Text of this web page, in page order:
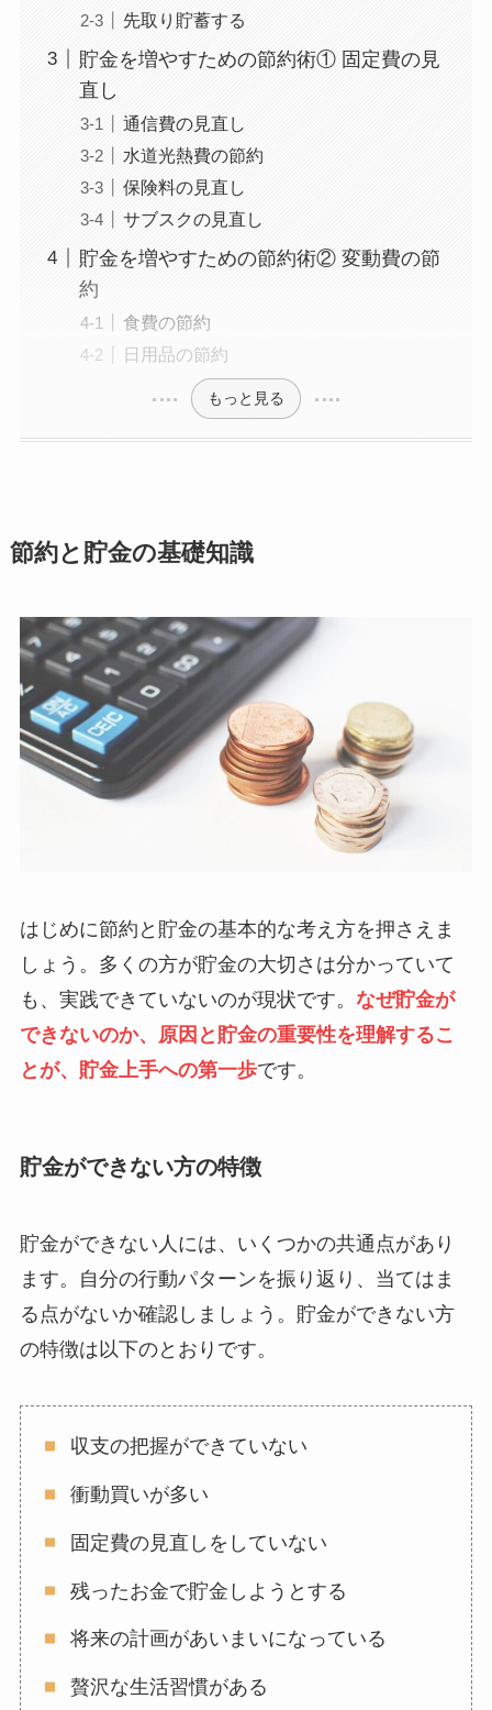
先取り貯蓄する
貯金を増やすための節約術① 固定費の見
直し
通信費の見直し
水道光熱費の節約
保険料の見直し
サブスクの見直し
貯金を増やすための節約術② 変動費の節
約
食費の節約
日用品の節約
もっと見る
節約と貯金の基礎知識
はじめに節約と貯金の基本的な考え方を押さえま
しょう。多くの方が貯金の大切さは分かっていて
も、実践できていないのが現状です。 なぜ貯金が
できないのか、原因と貯金の重要性を理解するこ
とが、貯金上手への第一歩です。
貯金ができない方の特徴
貯金ができない人には、いくつかの共通点があり
ます。自分の行動パターンを振り返り、当てはま
る点がないか確認しましょう。貯金ができない方
の特徴は以下のとおりです。
収支の把握ができていない
衝動買いが多い
固定費の見直しをしていない
残ったお金で貯金しようとする
将来の計画があいまいになっている
贅沢な生活習慣がある